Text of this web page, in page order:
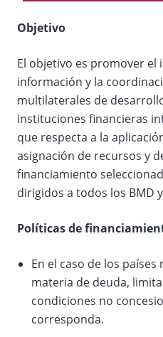
Objetivo
El objetivo es promover el
información y la
multilaterales de
instituciones financieras
que respecta a la
asignación de recursos y
financiamiento
dirigidos a todos los BMD
Políticas de
En el caso de los
materia de deuda,
condiciones no
corresponda.